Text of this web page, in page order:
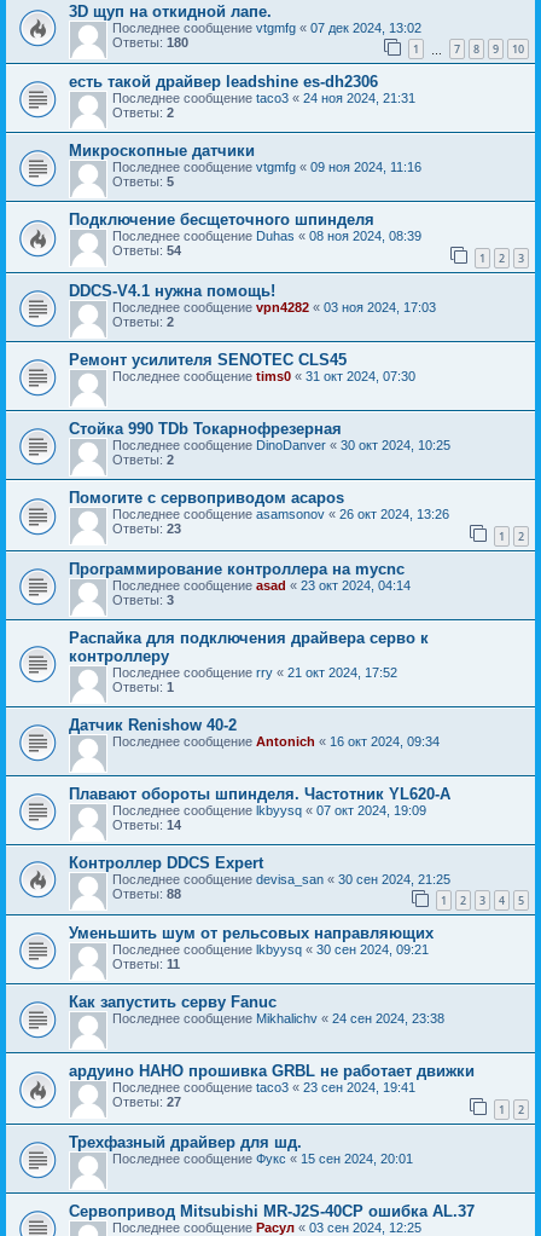
3D щуп на откидной лапе.
Последнее сообщение vtgmfg « 07 дек 2024, 13:02
Ответы: 180 1 7 8 9 10
есть такой драйвер leadshine es-dh2306
Последнее сообщение taco3 « 24 ноя 2024, 21:31
Ответы: 2
Микроскопные датчики
Последнее сообщение vtgmfg « 09 ноя 2024, 11:16
Ответы: 5
Подключение бесщеточного шпинделя
Последнее сообщение Duhas « 08 ноя 2024, 08:39
Ответы: 54 1 2 3
DDCS-V4.1 нужна помощь!
Последнее сообщение vpn4282 « 03 ноя 2024, 17:03
Ответы: 2
Ремонт усилителя SENOTEC CLS45
Последнее сообщение tims0 « 31 окт 2024, 07:30
Стойка 990 TDb Токарнофрезерная
Последнее сообщение DinoDanver « 30 окт 2024, 10:25
Ответы: 2
Помогите с сервоприводом acapos
Последнее сообщение asamsonov « 26 окт 2024, 13:26
Ответы: 23 1 2
Программирование контроллера на mycnc
Последнее сообщение asad « 23 окт 2024, 04:14
Ответы: 3
Распайка для подключения драйвера серво к
контроллеру
Последнее сообщение rry « 21 окт 2024, 17:52
Ответы: 1
Датчик Renishow 40-2
Последнее сообщение Antonich « 16 окт 2024, 09:34
Плавают обороты шпинделя. Частотник YL620-A
Последнее сообщение lkbyysq « 07 окт 2024, 19:09
Ответы: 14
Контроллер DDCS Expert
Последнее сообщение devisa_san « 30 сен 2024, 21:25
Ответы: 88 1 2 3 4 5
Уменьшить шум от рельсовых направляющих
Последнее сообщение lkbyysq « 30 сен 2024, 09:21
Ответы: 11
Как запустить серву Fanuc
Последнее сообщение Mikhalichv « 24 сен 2024, 23:38
ардуино НАНО прошивка GRBL не работает движки
Последнее сообщение taco3 « 23 сен 2024, 19:41
Ответы: 27 1 2
Трехфазный драйвер для шд.
Последнее сообщение Фукс « 15 сен 2024, 20:01
Сервопривод Mitsubishi MR-J2S-40CP ошибка AL.37
Последнее сообщение Расул « 03 сен 2024, 12:25